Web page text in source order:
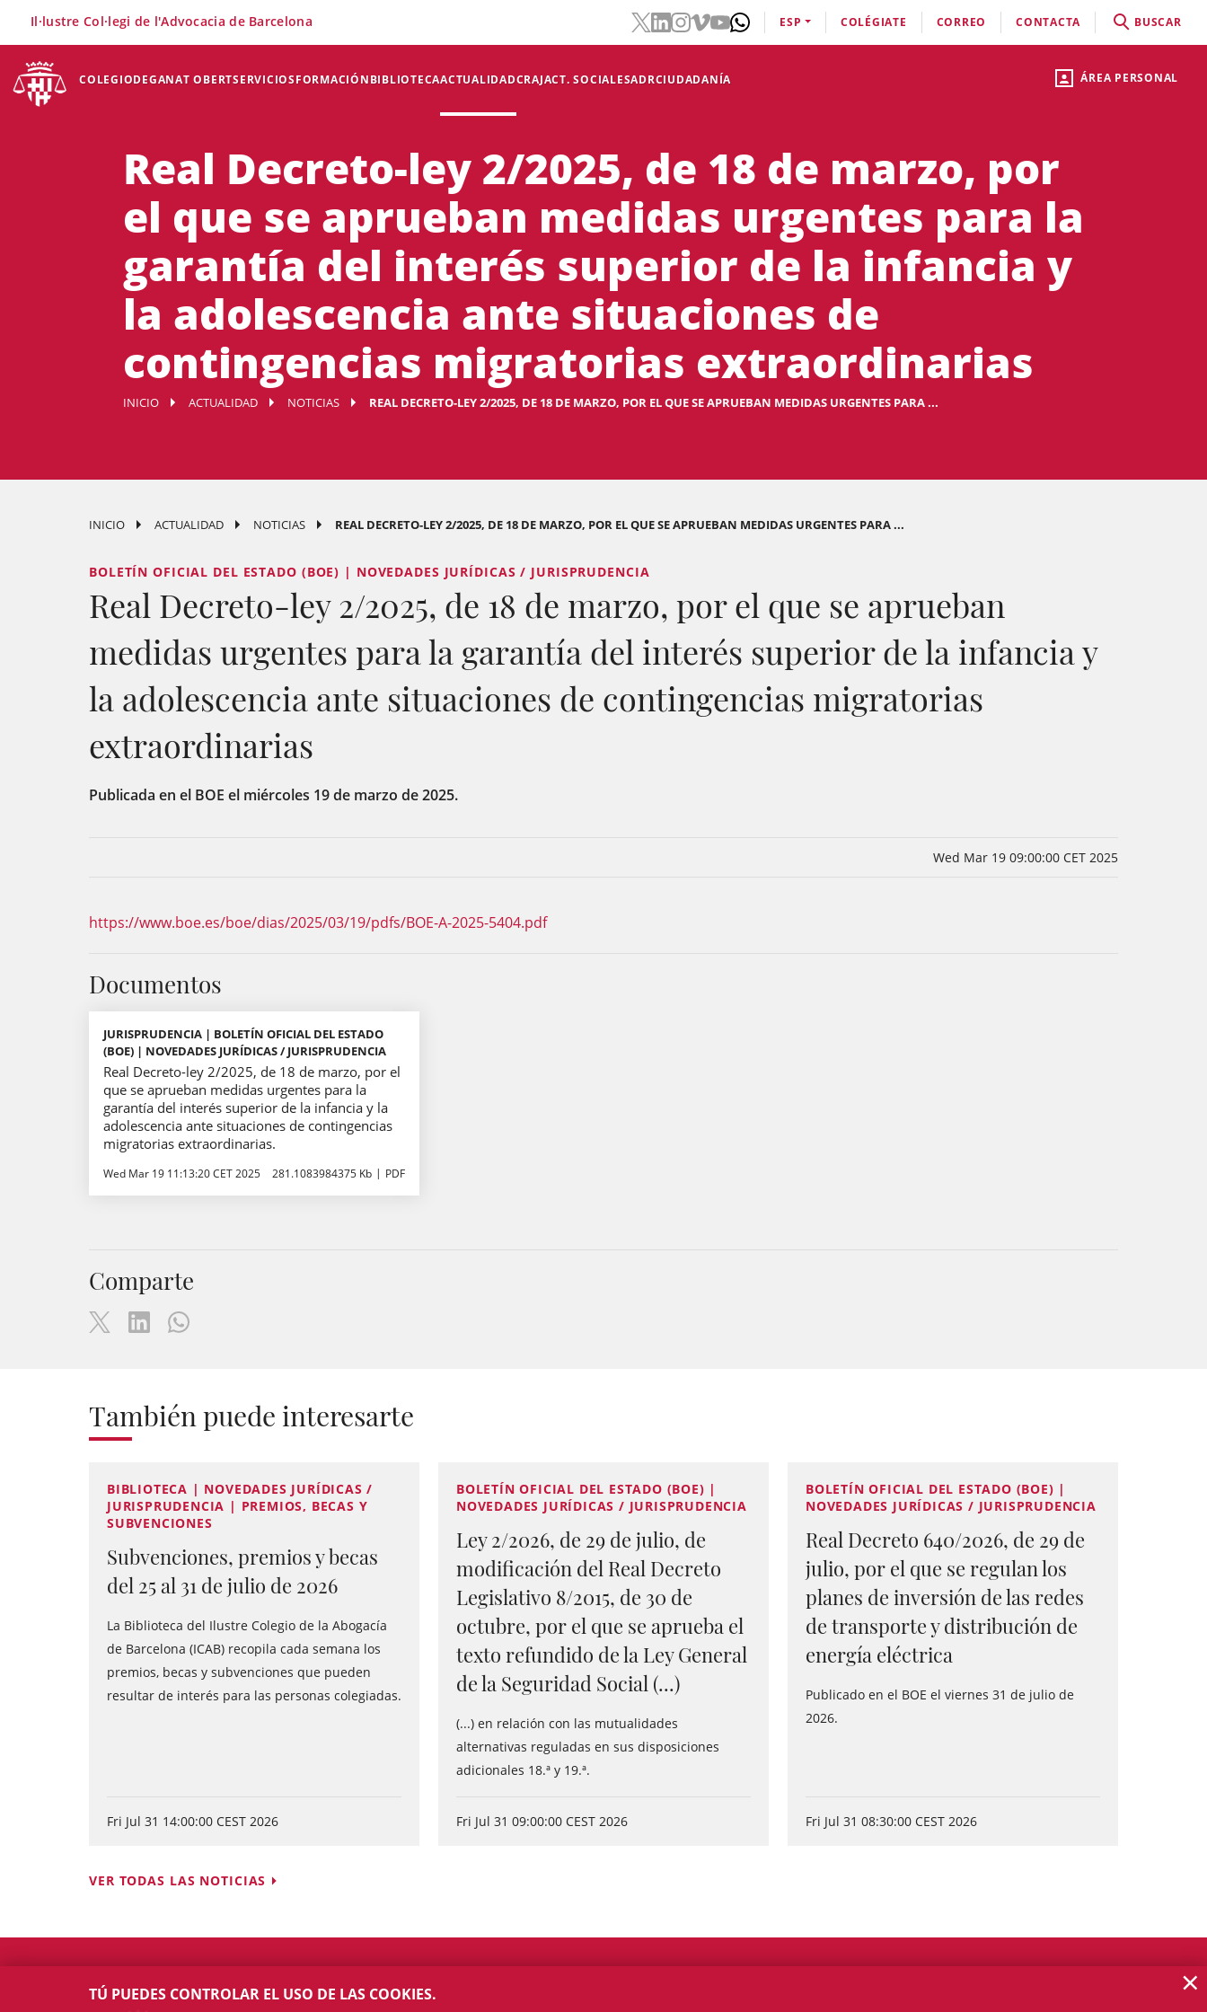
ÁREA PERSONAL
COLEGIODEGANAT OBERTSERVICIOSFORMACIÓNBIBLIOTECAACTUALIDADCRAJACT. SOCIALESADRCIUDADANÍA
Il·lustre Col·legi de l'Advocacia de Barcelona ESP COLÉGIATE CORREO CONTACTA BUSCAR
Real Decreto-ley 2/2025, de 18 de marzo, por
el que se aprueban medidas urgentes para la
garantía del interés superior de la infancia y
la adolescencia ante situaciones de
contingencias migratorias extraordinarias
INICIO ACTUALIDAD NOTICIAS REAL DECRETO-LEY 2/2025, DE 18 DE MARZO, POR EL QUE SE APRUEBAN MEDIDAS URGENTES PARA ...
INICIO ACTUALIDAD NOTICIAS REAL DECRETO-LEY 2/2025, DE 18 DE MARZO, POR EL QUE SE APRUEBAN MEDIDAS URGENTES PARA ...
BOLETÍN OFICIAL DEL ESTADO (BOE) | NOVEDADES JURÍDICAS / JURISPRUDENCIA
Real Decreto-ley 2/2025, de 18 de marzo, por el que se aprueban
medidas urgentes para la garantía del interés superior de la infancia y
la adolescencia ante situaciones de contingencias migratorias
extraordinarias
Publicada en el BOE el miércoles 19 de marzo de 2025.
Wed Mar 19 09:00:00 CET 2025
https://www.boe.es/boe/dias/2025/03/19/pdfs/BOE-A-2025-5404.pdf
Documentos
JURISPRUDENCIA | BOLETÍN OFICIAL DEL ESTADO
(BOE) | NOVEDADES JURÍDICAS / JURISPRUDENCIA
Real Decreto-ley 2/2025, de 18 de marzo, por el
que se aprueban medidas urgentes para la
garantía del interés superior de la infancia y la
adolescencia ante situaciones de contingencias
migratorias extraordinarias.
Wed Mar 19 11:13:20 CET 2025 281.1083984375 Kb PDF
Comparte
También puede interesarte
BIBLIOTECA | NOVEDADES JURÍDICAS /
JURISPRUDENCIA | PREMIOS, BECAS Y
SUBVENCIONES
Subvenciones, premios y becas
del 25 al 31 de julio de 2026
La Biblioteca del Ilustre Colegio de la Abogacía
de Barcelona (ICAB) recopila cada semana los
premios, becas y subvenciones que pueden
resultar de interés para las personas colegiadas.
Fri Jul 31 14:00:00 CEST 2026
BOLETÍN OFICIAL DEL ESTADO (BOE) |
NOVEDADES JURÍDICAS / JURISPRUDENCIA
Ley 2/2026, de 29 de julio, de
modificación del Real Decreto
Legislativo 8/2015, de 30 de
octubre, por el que se aprueba el
texto refundido de la Ley General
de la Seguridad Social (...)
(...) en relación con las mutualidades
alternativas reguladas en sus disposiciones
adicionales 18.ª y 19.ª.
Fri Jul 31 09:00:00 CEST 2026
BOLETÍN OFICIAL DEL ESTADO (BOE) |
NOVEDADES JURÍDICAS / JURISPRUDENCIA
Real Decreto 640/2026, de 29 de
julio, por el que se regulan los
planes de inversión de las redes
de transporte y distribución de
energía eléctrica
Publicado en el BOE el viernes 31 de julio de
2026.
Fri Jul 31 08:30:00 CEST 2026
VER TODAS LAS NOTICIAS
TÚ PUEDES CONTROLAR EL USO DE LAS COOKIES. ×